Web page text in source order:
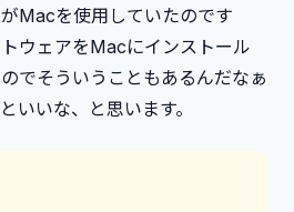
Macを使用していたのです
ウェアをMacにインストール
でそういうこともあるんだなぁ
いいな、と思います。